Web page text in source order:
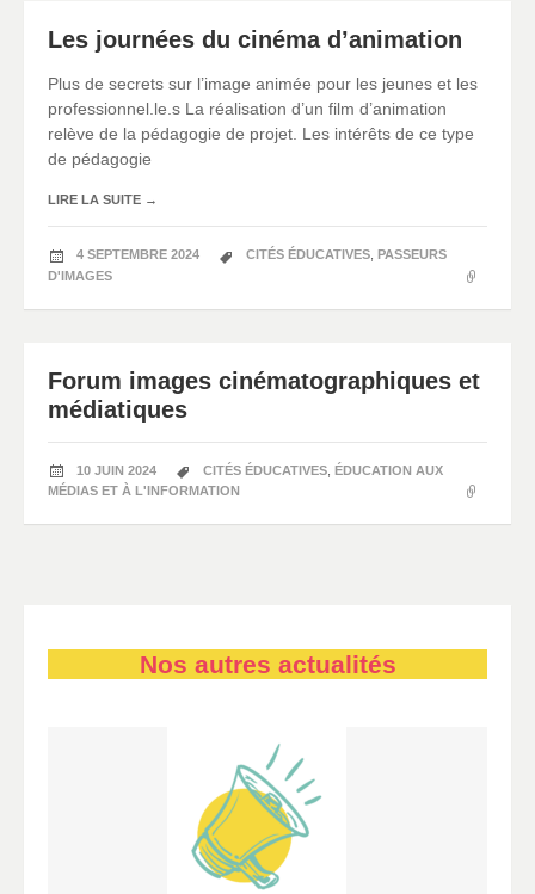
Les journées du cinéma d’animation
Plus de secrets sur l’image animée pour les jeunes et les
professionnel.le.s La réalisation d’un film d’animation
relève de la pédagogie de projet. Les intérêts de ce type
de pédagogie
LIRE LA SUITE →
4 SEPTEMBRE 2024 CITÉS ÉDUCATIVES, PASSEURS
D'IMAGES
Forum images cinématographiques et
médiatiques
10 JUIN 2024 CITÉS ÉDUCATIVES ÉDUCATION AUX
MÉDIAS ET À L'INFORMATION
Nos autres actualités